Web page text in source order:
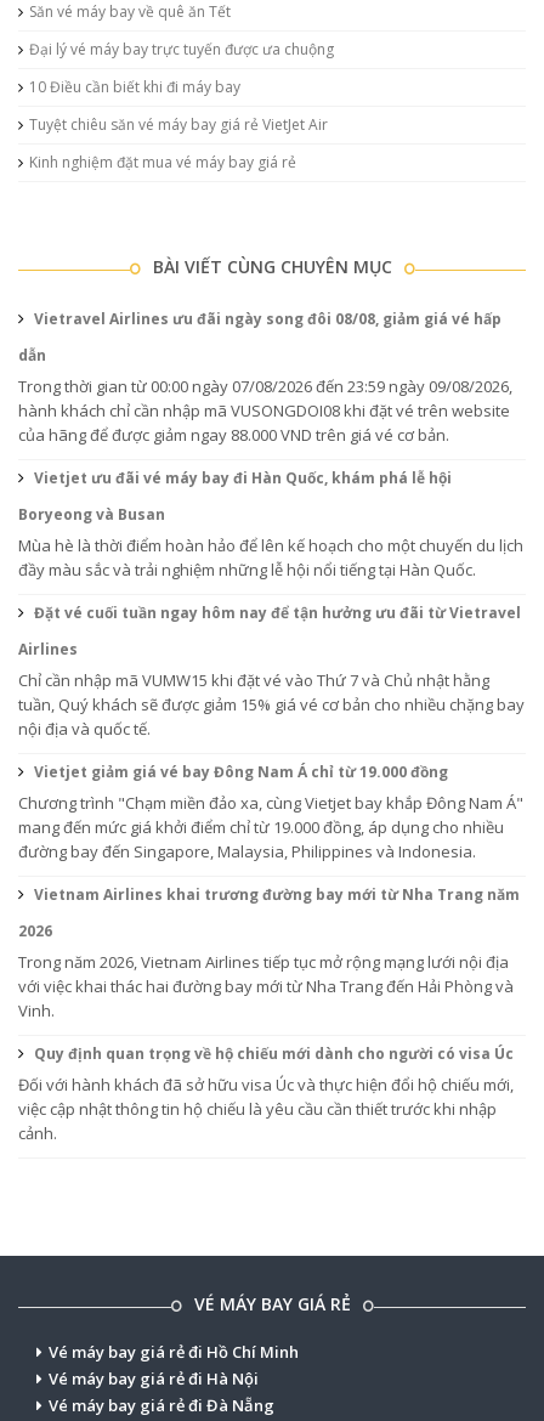
Săn vé máy bay về quê ăn Tết
Đại lý vé máy bay trực tuyến được ưa chuộng
10 Điều cần biết khi đi máy bay
Tuyệt chiêu săn vé máy bay giá rẻ VietJet Air
Kinh nghiệm đặt mua vé máy bay giá rẻ
BÀI VIẾT CÙNG CHUYÊN MỤC
Vietravel Airlines ưu đãi ngày song đôi 08/08, giảm giá vé hấp
dẫn
Trong thời gian từ 00:00 ngày 07/08/2026 đến 23:59 ngày 09/08/2026,
hành khách chỉ cần nhập mã VUSONGDOI08 khi đặt vé trên website
của hãng để được giảm ngay 88.000 VND trên giá vé cơ bản.
Vietjet ưu đãi vé máy bay đi Hàn Quốc, khám phá lễ hội
Boryeong và Busan
Mùa hè là thời điểm hoàn hảo để lên kế hoạch cho một chuyến du lịch
đầy màu sắc và trải nghiệm những lễ hội nổi tiếng tại Hàn Quốc.
Đặt vé cuối tuần ngay hôm nay để tận hưởng ưu đãi từ Vietravel
Airlines
Chỉ cần nhập mã VUMW15 khi đặt vé vào Thứ 7 và Chủ nhật hằng
tuần, Quý khách sẽ được giảm 15% giá vé cơ bản cho nhiều chặng bay
nội địa và quốc tế.
Vietjet giảm giá vé bay Đông Nam Á chỉ từ 19.000 đồng
Chương trình "Chạm miền đảo xa, cùng Vietjet bay khắp Đông Nam Á"
mang đến mức giá khởi điểm chỉ từ 19.000 đồng, áp dụng cho nhiều
đường bay đến Singapore, Malaysia, Philippines và Indonesia.
Vietnam Airlines khai trương đường bay mới từ Nha Trang năm
2026
Trong năm 2026, Vietnam Airlines tiếp tục mở rộng mạng lưới nội địa
với việc khai thác hai đường bay mới từ Nha Trang đến Hải Phòng và
Vinh.
Quy định quan trọng về hộ chiếu mới dành cho người có visa Úc
Đối với hành khách đã sở hữu visa Úc và thực hiện đổi hộ chiếu mới,
việc cập nhật thông tin hộ chiếu là yêu cầu cần thiết trước khi nhập
cảnh.
VÉ MÁY BAY GIÁ RẺ
Vé máy bay giá rẻ đi Hồ Chí Minh
Vé máy bay giá rẻ đi Hà Nội
Vé máy bay giá rẻ đi Đà Nẵng